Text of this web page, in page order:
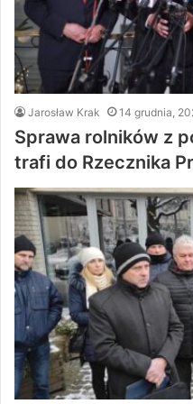
Jarosław Krak 14 grudnia,
Sprawa rolników z
trafi do Rzecznika